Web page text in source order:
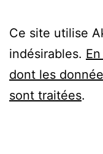
Ce site utilise
indésirables.
dont les
sont traitées.